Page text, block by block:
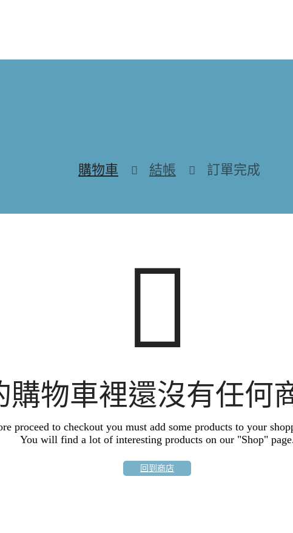
購物車 結帳 訂單完成
購物車裡還沒有任何
proceed to checkout you must add some products to your
You will find a lot of interesting products on our "Shop"
回到商店